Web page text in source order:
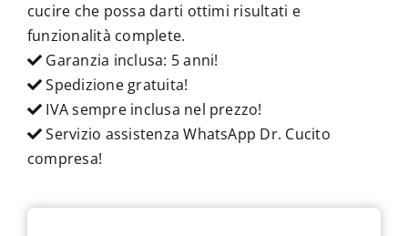
cucire che possa darti ottimi risultati e
funzionalità complete.
Garanzia inclusa: 5 anni!
Spedizione gratuita!
IVA sempre inclusa nel prezzo!
Servizio assistenza WhatsApp Dr. Cucito
compresa!